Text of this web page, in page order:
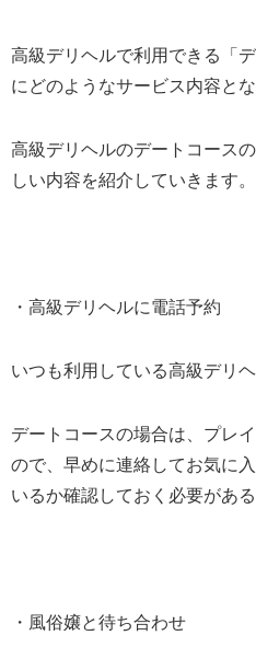
高級デリヘルで利用できる「
にどのようなサービス内容と
高級デリヘルのデートコース
しい内容を紹介していきます。
・高級デリヘルに電話予約
いつも利用している高級デリ
デートコースの場合は、プレ
ので、早めに連絡してお気に
いるか確認しておく必要がある
・風俗嬢と待ち合わせ